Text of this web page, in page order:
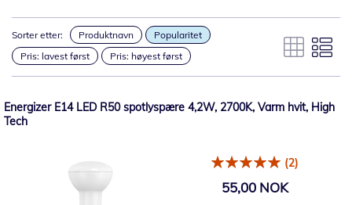
Sorter etter: Produktnavn
Popularitet
Pris: lavest først
Pris: høyest først
Energizer E14 LED R50 spotlyspære 4,2W, 2700K, Varm hvit, High
Tech
(2)
55,00 NOK